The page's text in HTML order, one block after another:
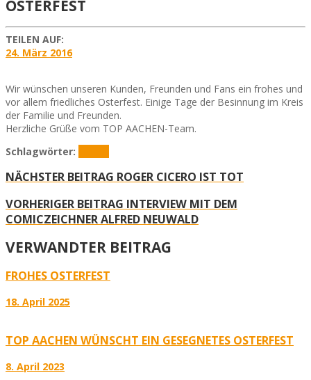
OSTERFEST
TEILEN AUF:
24. März 2016
Wir wünschen unseren Kunden, Freunden und Fans ein frohes und
vor allem friedliches Osterfest. Einige Tage der Besinnung im Kreis
der Familie und Freunden.
Herzliche Grüße vom TOP AACHEN-Team.
Schlagwörter:
NÄCHSTER BEITRAG ROGER CICERO IST TOT
VORHERIGER BEITRAG INTERVIEW MIT DEM
COMICZEICHNER ALFRED NEUWALD
VERWANDTER BEITRAG
FROHES OSTERFEST
18. April 2025
TOP AACHEN WÜNSCHT EIN GESEGNETES OSTERFEST
8. April 2023